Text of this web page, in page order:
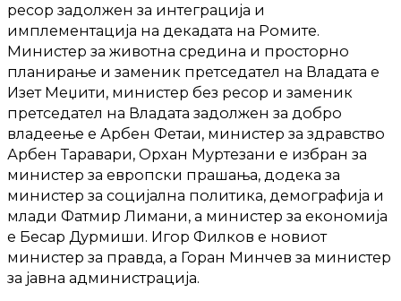
ресор задолжен за интеграција и
имплементација на декадата на Ромите.
Министер за животна средина и просторно
планирање и заменик претседател на Владата е
Изет Меџити, министер без ресор и заменик
претседател на Владата задолжен за добро
владеење е Арбен Фетаи, министер за здравство
Арбен Таравари, Орхан Муртезани е избран за
министер за европски прашања, додека за
министер за социјална политика, демографија и
млади Фатмир Лимани, а министер за економија
е Бесар Дурмиши. Игор Филков е новиот
министер за правда, а Горан Минчев за министер
за јавна администрација.